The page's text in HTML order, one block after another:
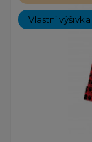
Vlastní výšivka